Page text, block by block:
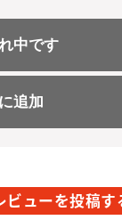
ビューを投稿す
中です
追加